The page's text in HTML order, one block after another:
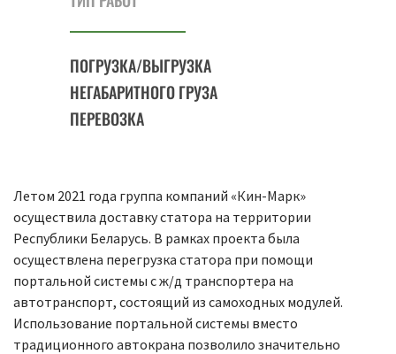
ПОГРУЗКА/ВЫГРУЗКА
НЕГАБАРИТНОГО ГРУЗА
ПЕРЕВОЗКА
Летом 2021 года группа компаний «Кин-Марк»
осуществила доставку статора на территории
Республики Беларусь. В рамках проекта была
осуществлена перегрузка статора при помощи
портальной системы с ж/д транспортера на
автотранспорт, состоящий из самоходных модулей.
Использование портальной системы вместо
традиционного автокрана позволило значительно